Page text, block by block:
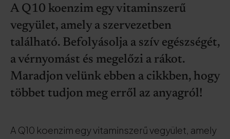
A Q10 koenzim egy vitaminszerű
vegyület, amely a szervezetben
található. Befolyásolja a szív egészségét,
a vérnyomást és megelőzi a rákot.
Maradjon velünk ebben a cikkben, hogy
többet tudjon meg erről az anyagról!
A Q10 koenzim egy vitaminszerű vegyület, amely